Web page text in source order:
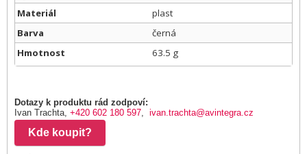
Materiál
plast
Barva
černá
Hmotnost
63.5 g
Dotazy k produktu rád zodpoví:
Ivan Trachta, +420 602 180 597, ivan.trachta@avintegra.cz
Kde koupit?